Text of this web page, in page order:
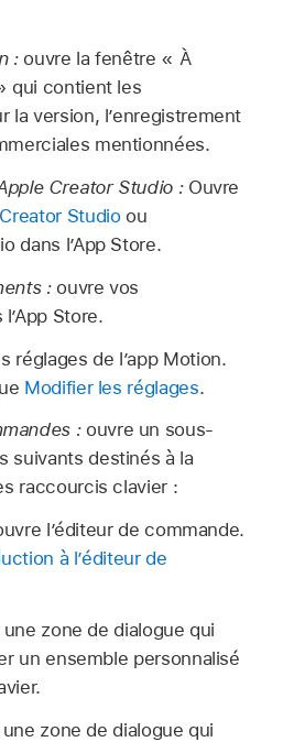
:ouvre la fenêtre « À
qui contient les
la version, l’enregistrement
mentionnées.
Creator Studio :Ouvre
Studioou
dans l’App Store.
:ouvre vos
Store.
réglages de l’app Motion.
Modifier les réglages.
:ouvre un sous-
suivants destinés à la
raccourcis clavier :
l’éditeur de commande.
à l’éditeur de
zone de dialogue qui
un ensemble personnalisé
zone de dialogue qui